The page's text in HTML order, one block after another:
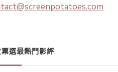
票選最熱門影評